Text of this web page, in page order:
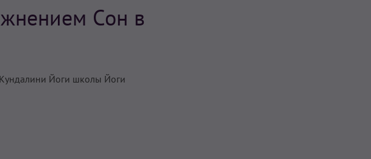
Сон в
Йоги школы Йоги